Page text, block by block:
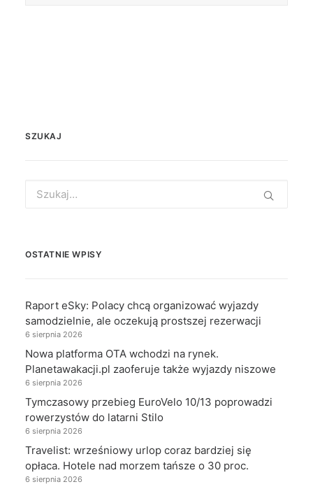
SZUKAJ
for:
OSTATNIE WPISY
Raport eSky: Polacy chcą organizować wyjazdy
samodzielnie, ale oczekują prostszej rezerwacji
6 sierpnia 2026
Nowa platforma OTA wchodzi na rynek.
Planetawakacji.pl zaoferuje także wyjazdy niszowe
6 sierpnia 2026
Tymczasowy przebieg EuroVelo 10/13 poprowadzi
rowerzystów do latarni Stilo
6 sierpnia 2026
Travelist: wrześniowy urlop coraz bardziej się
opłaca. Hotele nad morzem tańsze o 30 proc.
6 sierpnia 2026